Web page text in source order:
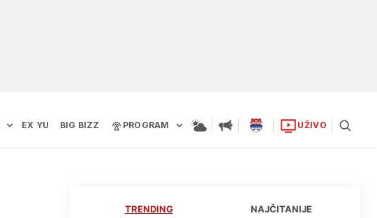
EX YU BIG BIZZ PROGRAM UŽIVO
TRENDING NAJČITANIJE